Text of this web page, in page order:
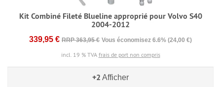
Kit Combiné Fileté Blueline approprié pour Volvo S40
2004-2012
339,95 € RRP 363,95 € Vous économisez 6.6% (24,00 €)
incl. 19 % TVA frais de port non compris
+2 Afficher